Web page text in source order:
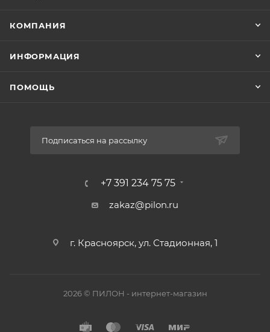
КОМПАНИЯ
ИНФОРМАЦИЯ
ПОМОЩЬ
Подписаться на рассылку
+7 391 234 75 75
zakaz@pilon.ru
г. Красноярск, ул. Стадионная, 1
2026 © ПИЛОН - интернет-магазин